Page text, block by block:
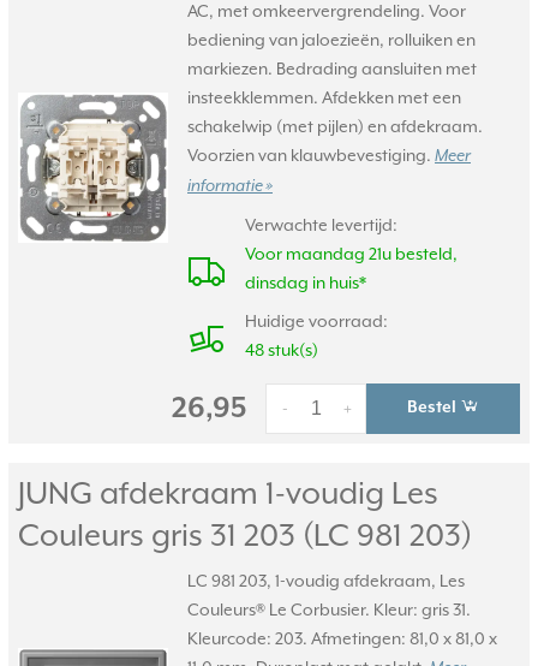
AC, met omkeervergrendeling. Voor
bediening van jaloezieën, rolluiken en
markiezen. Bedrading aansluiten met
insteekklemmen. Afdekken met een
schakelwip (met pijlen) en afdekraam.
Voorzien van klauwbevestiging. Meer
informatie »
Verwachte levertijd:
Voor maandag 21u besteld,
dinsdag in huis*
Huidige voorraad:
48 stuk(s)
26,95 +
- Bestel
JUNG afdekraam 1-voudig Les
Couleurs gris 31 203 (LC 981 203)
LC 981 203, 1-voudig afdekraam, Les
Couleurs® Le Corbusier. Kleur: gris 31.
Kleurcode: 203. Afmetingen: 81,0 x 81,0 x